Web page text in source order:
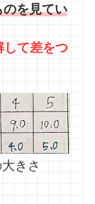
を見てい
して差をつ
きさ